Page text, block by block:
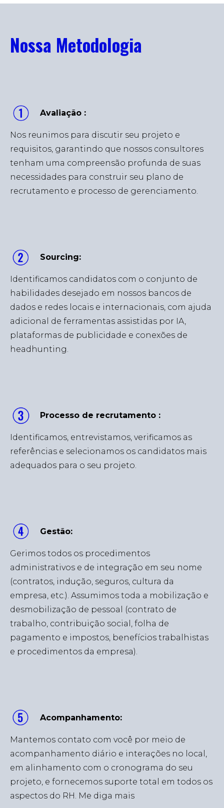
Nossa Metodologia
Avaliação :
Nos reunimos para discutir seu projeto e
requisitos, garantindo que nossos consultores
tenham uma compreensão profunda de suas
necessidades para construir seu plano de
recrutamento e processo de gerenciamento.
Sourcing:
Identificamos candidatos com o conjunto de
habilidades desejado em nossos bancos de
dados e redes locais e internacionais, com ajuda
adicional de ferramentas assistidas por IA,
plataformas de publicidade e conexões de
headhunting.
Processo de recrutamento :
Identificamos, entrevistamos, verificamos as
referências e selecionamos os candidatos mais
adequados para o seu projeto.
Gestão:
Gerimos todos os procedimentos
administrativos e de integração em seu nome
(contratos, indução, seguros, cultura da
empresa, etc.). Assumimos toda a mobilização e
desmobilização de pessoal (contrato de
trabalho, contribuição social, folha de
pagamento e impostos, benefícios trabalhistas
e procedimentos da empresa).
Acompanhamento:
Mantemos contato com você por meio de
acompanhamento diário e interações no local,
em alinhamento com o cronograma do seu
projeto, e fornecemos suporte total em todos os
aspectos do RH. Me diga mais